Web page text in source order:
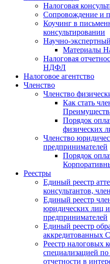
Налоговая
Cопровождение и
Коучинг в
консультировании
Научно-
Материалы
Налоговая
НДФЛ
Налоговое агентство
Членство
Членство
Как стать
Порядок
физических
Членство
предпринимателей
Порядок
Реестры
Единый реестр
консультантов,
Единый реестр
юридических лиц
предпринимателей
Единый реестр
аккредитованных
Реестр налоговых
специализацией
отчетности в